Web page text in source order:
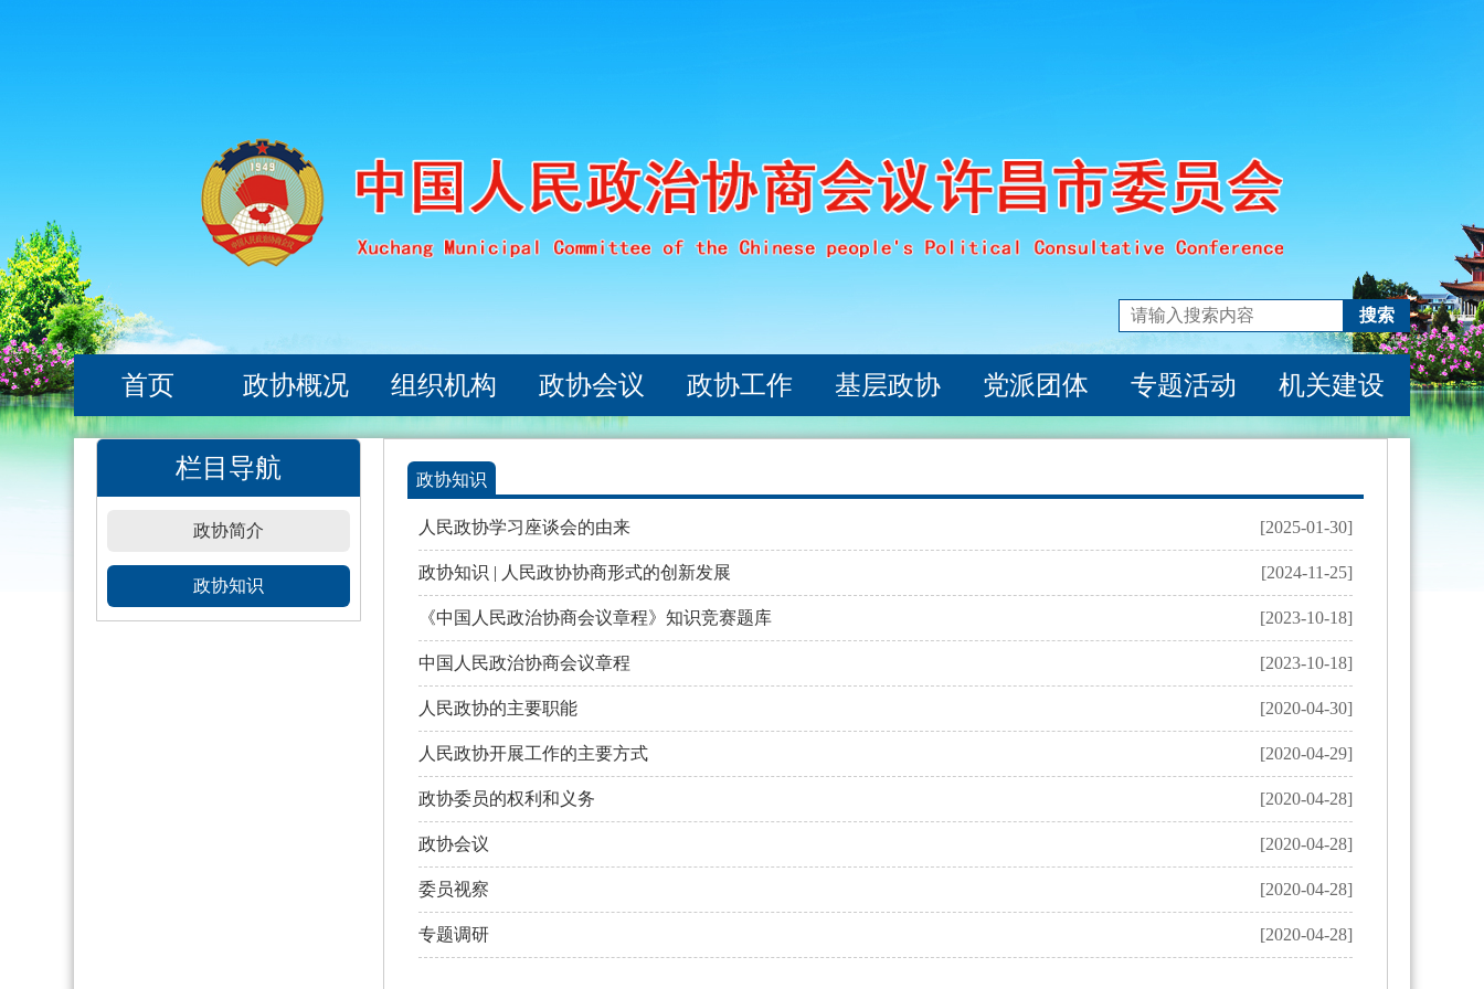
搜索
首页 政协概况 组织机构 政协会议 政协工作 基层政协 党派团体 专题活动 机关建设
栏目导航
政协简介
政协知识
政协知识
人民政协学习座谈会的由来 [2025-01-30]
政协知识 | 人民政协协商形式的创新发展 [2024-11-25]
《中国人民政治协商会议章程》知识竞赛题库 [2023-10-18]
中国人民政治协商会议章程 [2023-10-18]
人民政协的主要职能 [2020-04-30]
人民政协开展工作的主要方式 [2020-04-29]
政协委员的权利和义务 [2020-04-28]
政协会议 [2020-04-28]
委员视察 [2020-04-28]
专题调研 [2020-04-28]